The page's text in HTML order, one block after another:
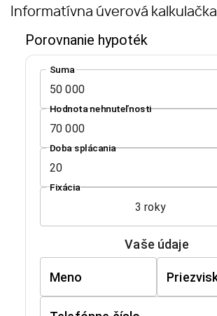
Informatívna úverová kalkulačka